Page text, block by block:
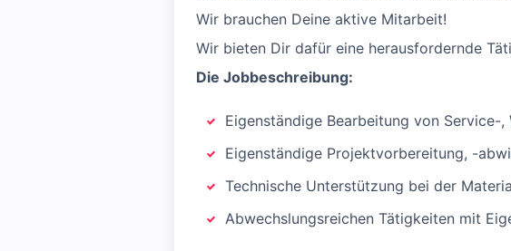
Wir brauchen Deine aktive Mitarbeit!
Wir bieten Dir dafür eine herausfordernde
Die Jobbeschreibung:
Eigenständige Bearbeitung von Service-
Eigenständige Projektvorbereitung, -
Technische Unterstützung bei der
Abwechslungsreichen Tätigkeiten mit